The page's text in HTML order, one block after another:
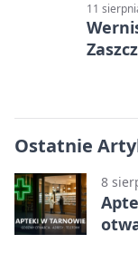
11
Ostatnie
8